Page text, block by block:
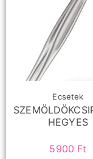
Ecsetek
HEGYES
5900 Ft